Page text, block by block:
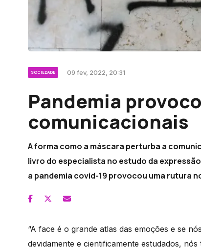
SOCIEDADE 09 fev, 2022, 20:31
Pandemia
comunicacionais
A forma como a máscara perturba a
livro do especialista no estudo da
a pandemia covid-19 provocou uma rutura
“A face é o grande atlas das emoções e se
devidamente e cientificamente estudados,